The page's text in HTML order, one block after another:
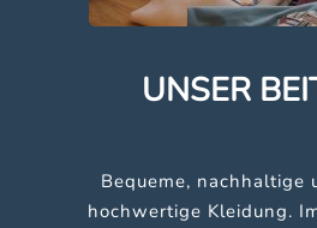
UNSER
Bequeme, nachhaltige
hochwertige Kleidung.